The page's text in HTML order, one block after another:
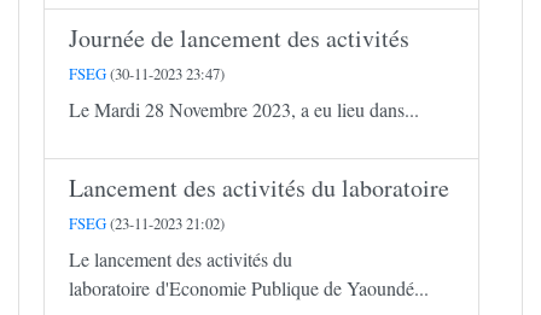
Journée de lancement des activités
FSEG(30-11-2023 23:47)
Le Mardi 28 Novembre 2023, a eu lieu dans...
Lancement des activités du laboratoire
FSEG(23-11-2023 21:02)
Le lancement des activités du
laboratoire d'Economie Publique de Yaoundé...